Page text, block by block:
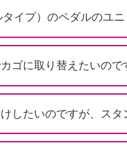
イプ）のペダルのユ
ゴに取り替えたいの
したいのですが、ス